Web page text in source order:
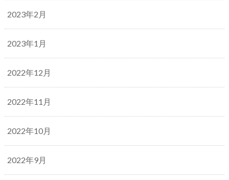
2023年2月
2023年1月
2022年12月
2022年11月
2022年10月
2022年9月